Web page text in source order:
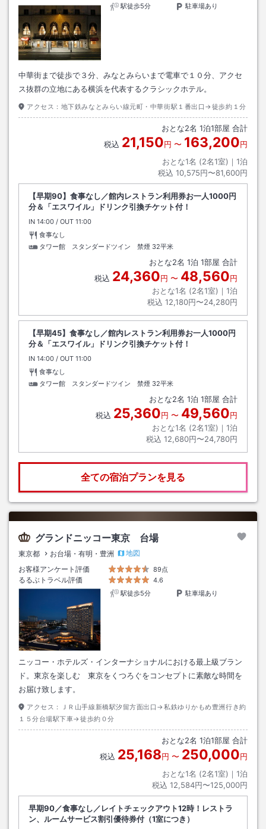
駅徒歩5分
駐車場あり
中華街まで徒歩で３分、みなとみらいまで電車で１０分、アクセ
ス抜群の立地にある横浜を代表するクラシックホテル。
アクセス： 地下鉄みなとみらい線元町・中華街駅１番出口→徒歩約１分
おとな2名 1泊1部屋 合計
税込 21,150円 〜 163,200円
おとな1名 (2名1室)｜ 1泊
税込 10,575円〜81,600円
【早期90】食事なし／館内レストラン利用券お一人1000円
分＆「エスワイル」ドリンク引換チケット付！
IN チェックイン
14:00 / OUT チェックアウト
11:00
食事なし
タワー館 スタンダードツイン 禁煙 32平米
おとな2名 1泊 1部屋 合計
税込 24,360円 〜 48,560円
おとな1名 (2名1室)｜ 1泊
税込 12,180円〜24,280円
【早期45】食事なし／館内レストラン利用券お一人1000円
分＆「エスワイル」ドリンク引換チケット付！
IN チェックイン
14:00 / OUT チェックアウト
11:00
食事なし
タワー館 スタンダードツイン 禁煙 32平米
おとな2名 1泊 1部屋 合計
税込 25,360円 〜 49,560円
おとな1名 (2名1室)｜ 1泊
税込 12,680円〜24,780円
全ての宿泊プランを見る
グランドニッコー東京 台場
東京都 お台場・有明・豊洲
地図
お客様アンケート評価
89点
るるぶトラベル評価
4.6
駅徒歩5分
駐車場あり
ニッコー・ホテルズ・インターナショナルにおける最上級ブラン
ド。東京を楽しむ 東京をくつろぐをコンセプトに素敵な時間を
お届け致します。
アクセス：
ＪＲ山手線新橋駅汐留方面出口→私鉄ゆりかもめ豊洲行き約
１５分台場駅下車→徒歩約０分
おとな2名 1泊1部屋 合計
税込 25,168円 〜 250,000円
おとな1名 (2名1室)｜ 1泊
税込 12,584円〜125,000円
早期90／食事なし／レイトチェックアウト12時！レストラ
ン、ルームサービス割引優待券付（1室につき）